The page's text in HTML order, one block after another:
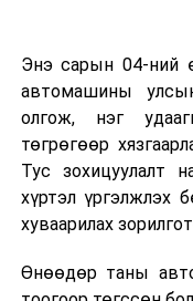
Энэ сарын 04-ний
автомашины
олгож, нэг
төгрөгөөр
Тус зохицуулалт
хүртэл үргэлжлэх
хуваарилах
Өнөөдөр таны